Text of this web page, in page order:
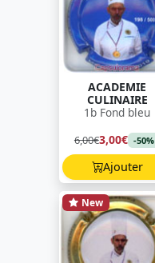
ACADEMIE
CULINAIRE
1b Fond bleu
6,00€3,00€ -50%
Ajouter
New